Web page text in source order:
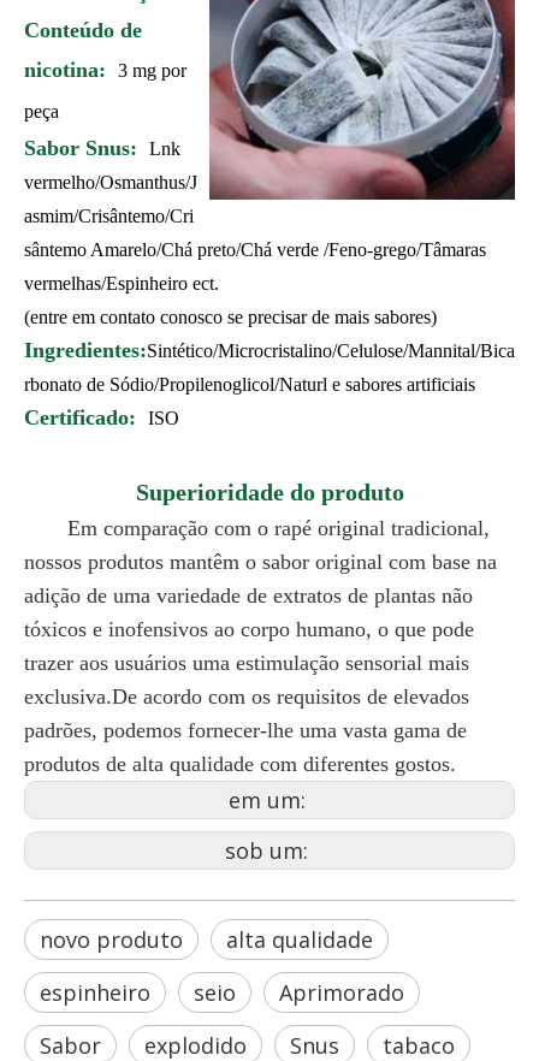
Conteúdo de
nicotina:
3 mg por
peça
Sabor Snus:
Lnk
vermelho/Osmanthus/J
asmim/Crisântemo/Cri
sântemo Amarelo/Chá preto/Chá verde /Feno-grego/Tâmaras
vermelhas/Espinheiro ect.
(entre em contato conosco se precisar de mais sabores)
Ingredientes:Sintético/Microcristalino/Celulose/Mannital/Bica
rbonato de Sódio/Propilenoglicol/Naturl e sabores artificiais
Certificado: ISO
Superioridade do produto
Em comparação com o rapé original tradicional,
nossos produtos mantêm o sabor original com base na
adição de uma variedade de extratos de plantas não
tóxicos e inofensivos ao corpo humano, o que pode
trazer aos usuários uma estimulação sensorial mais
exclusiva.De acordo com os requisitos de elevados
padrões, podemos fornecer-lhe uma vasta gama de
produtos de alta qualidade com diferentes gostos.
em um:
sob um:
novo produto
alta qualidade
espinheiro
seio
Aprimorado
Sabor
explodido Snus tabaco